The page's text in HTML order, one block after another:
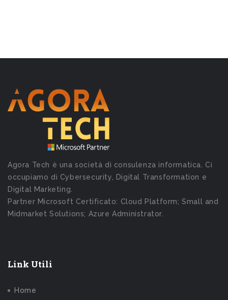
Agora Tech è una società di consulenza informatica. Ci
occupiamo di Cybersecurity, Digital Transformation e
Digital Marketing.
Partner Microsoft Certificato: Cloud Platform; Small and
Midmarket Solutions; Azure Administrator.
Link Utili
Home